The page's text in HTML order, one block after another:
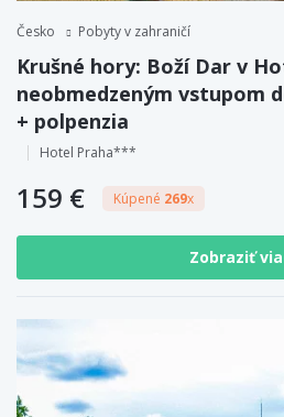
Česko Pobyty v zahraničí
Krušné hory: Boží Dar v
neobmedzeným vstupom
+ polpenzia
Hotel Praha***
159 € Kúpené 269x
Zobraziť